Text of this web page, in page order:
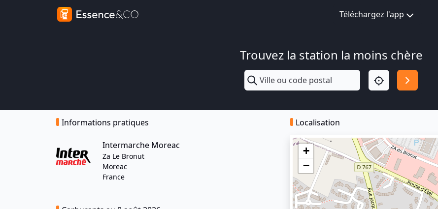
Téléchargez l'app
Trouvez la station la moins chère
Informations pratiques
Intermarche Moreac
Za Le Bronut
Moreac
France
Localisation
+
−